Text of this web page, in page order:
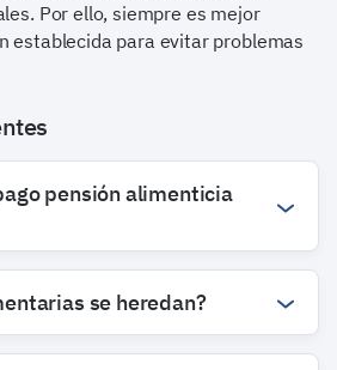
Por ello, siempre es mejor
establecida para evitar problemas
pensión alimenticia
se heredan?